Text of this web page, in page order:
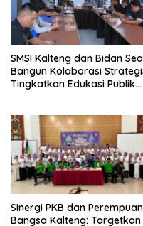
SMSI Kalteng dan Bidan
Bangun Kolaborasi
Tingkatkan Edukasi Publik
Sinergi PKB dan Perempuan
Bangsa Kalteng: Targetkan